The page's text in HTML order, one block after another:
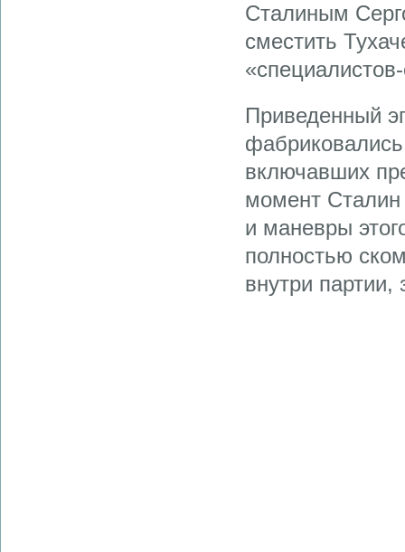
Сталиным
сместить
Приведенный
включавших
момент Сталин
и маневры
полностью
внутри